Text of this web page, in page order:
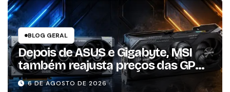
BLOG GERAL
Depois de ASUS e Gigabyte, MSI
também reajusta preços das GPUs
em mais de 20%
6 DE AGOSTO DE 2026